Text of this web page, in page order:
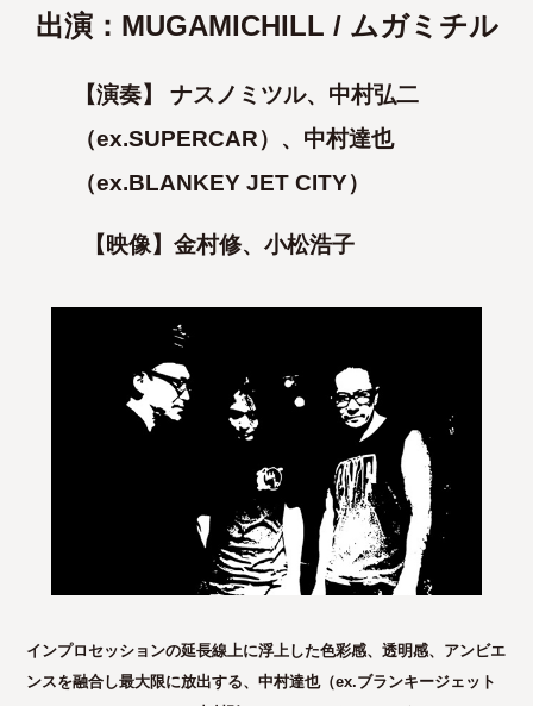
出演：MUGAMICHILL / ムガミチル
【演奏】 ナスノミツル、中村弘二
（ex.SUPERCAR）、中村達也
（ex.BLANKEY JET CITY）
【映像】金村修、小松浩子
インプロセッションの延長線上に浮上した色彩感、透明感、アンビエ
ンスを融合し最大限に放出する、中村達也（ex.ブランキージェット